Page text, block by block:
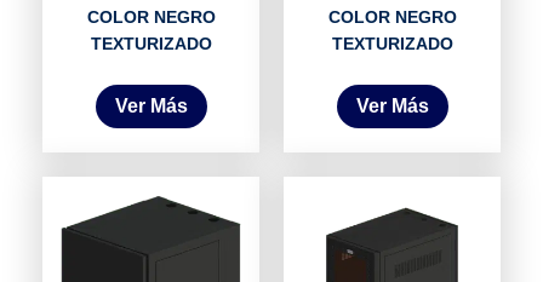
COLOR NEGRO
TEXTURIZADO
Ver Más
COLOR NEGRO
TEXTURIZADO
Ver Más